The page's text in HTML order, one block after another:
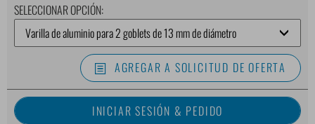
SELECCIONAR OPCIÓN:
AGREGAR A SOLICITUD DE OFERTA